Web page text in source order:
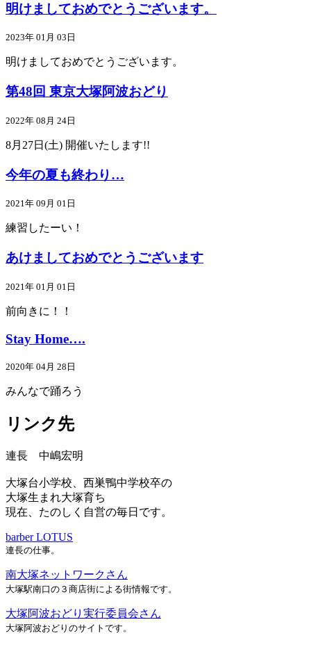
明けましておめでとうございます。
2023年 01月 03日
明けましておめでとうございます。
第48回 東京大塚阿波おどり
2022年 08月 24日
8月27日(土) 開催いたします!!
今年の夏も終わり…
2021年 09月 01日
練習したーい！
あけましておめでとうございます
2021年 01月 01日
前向きに！！
Stay Home….
2020年 04月 28日
みんなで踊ろう
リンク先
連長 中嶋宏明
大塚台小学校、西巣鴨中学校卒の
大塚生まれ大塚育ち
現在、たのしく自営の毎日です。
barber LOTUS
連長の仕事。
南大塚ネットワークさん
大塚駅南口の３商店街による街情報です。
大塚阿波おどり実行委員会さん
大塚阿波おどりのサイトです。